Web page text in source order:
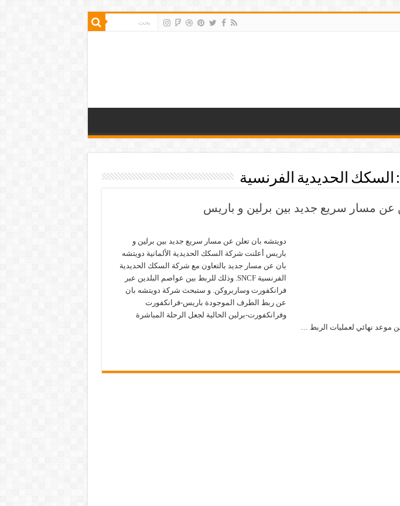
السكك الحديدية الفرنسية
عن مسار سريع جديد بين برلين و باريس
دويتشه بان تعلن عن مسار سريع جديد بين برلين و
باريس أعلنت شركة السكك الحديدية الألمانية دويتشه
بان عن مسار جديد بالتعاون مع شركة السكك الحديدية
الفرنسية SNCF. وذلك للربط بين عواصم البلدين عبر
فرانكفورت وساربروكن. و ستبحث شركة دويتشه بان
عن ربط الطرف الموجودة باريس-فرانكفورت
وفرانكفورت-برلين الحالية لجعل الرحلة المباشرة
موعد نهائي لعمليات الربط …